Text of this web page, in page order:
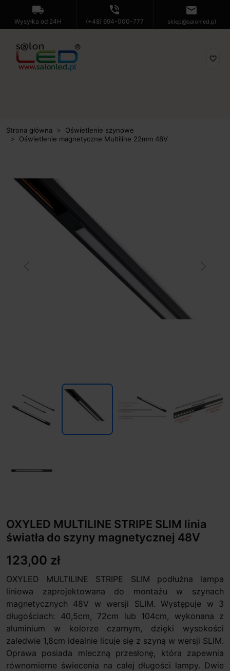
local_shipping
Wysyłka od 24H
phone_in_talk
(+48) 694-000-777
mail
sklep@salonled.pl
favorite_border
Strona główna
Oświetlenie szynowe
Oświetlenie magnetyczne Multiline 22mm 48V
OXYLED MULTILINE STRIPE SLIM linia
światła do szyny magnetycznej 48V
123,00 zł
OXYLED MULTILINE STRIPE SLIM podłużna lampa
liniowa zaprojektowana do montażu w szynach
magnetycznych 48V w wersji SLIM. Występuje w 3
długościach: 40,5cm, 72cm lub 104cm, wykonana z
aluminium w kolorze czarnym, dzięki wysokości
zaledwie 1,8cm idealnie licuje się z szyną w wersji SLIM.
Oprawa posiada mleczną przesłonę, która zapewnia
równomierne świecenia na całej długości lampy. Dwie